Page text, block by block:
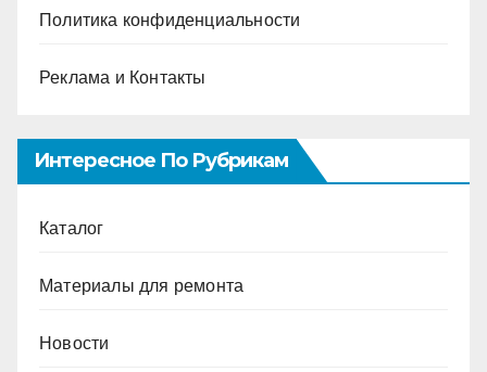
Политика конфиденциальности
Реклама и Контакты
Интересное По Рубрикам
Каталог
Материалы для ремонта
Новости